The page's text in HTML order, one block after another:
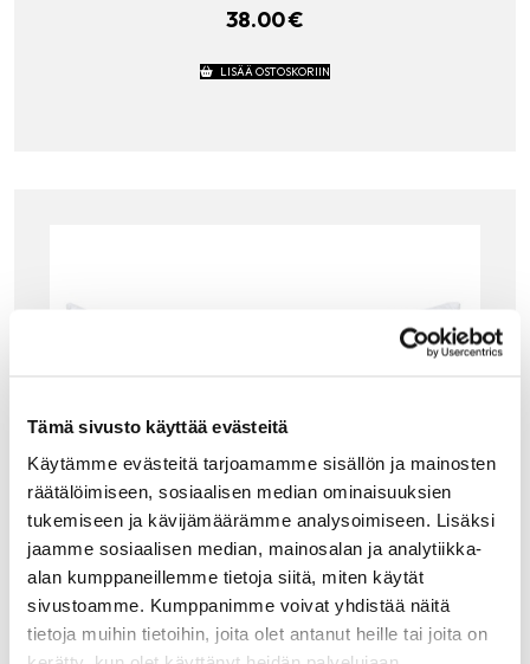
Tämä sivusto käyttää evästeitä
Käytämme evästeitä tarjoamamme sisällön ja mainosten
räätälöimiseen, sosiaalisen median ominaisuuksien
tukemiseen ja kävijämäärämme analysoimiseen. Lisäksi
jaamme sosiaalisen median, mainosalan ja analytiikka-
alan kumppaneillemme tietoja siitä, miten käytät
sivustoamme. Kumppanimme voivat yhdistää näitä
tietoja muihin tietoihin, joita olet antanut heille tai joita on
38.00€
LISÄÄ OSTOSKORIIN